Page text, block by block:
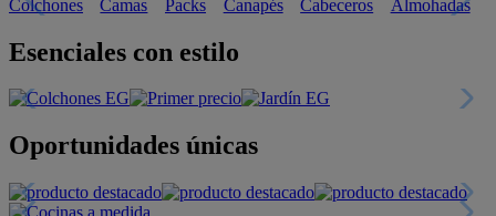
Esenciales con estilo
Oportunidades únicas